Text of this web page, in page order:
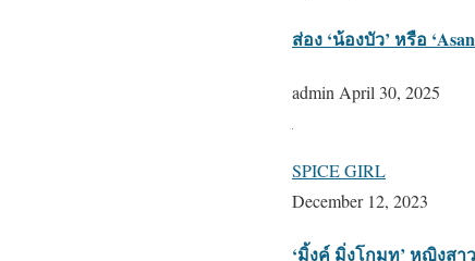
ส่อง ‘น้องบัว’ หรือ
admin April 30, 2025
SPICE GIRL
December 12, 2023
‘มิ้งค์ มิ่งโกมุท’ หญิงส